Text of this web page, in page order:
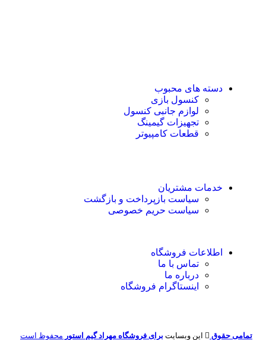
دسته های محبوب
کنسول بازی
لوازم جانبی کنسول
تجهیزات گیمینگ
قطعات کامپیوتر
خدمات مشتریان
سیاست بازپرداخت و بازگشت
سیاست حریم خصوصی
اطلاعات فروشگاه
تماس با ما
درباره ما
اینستاگرام فروشگاه
تمامی حقوق این وبسایت برای فروشگاه مهراد گیم استور محفوظ است